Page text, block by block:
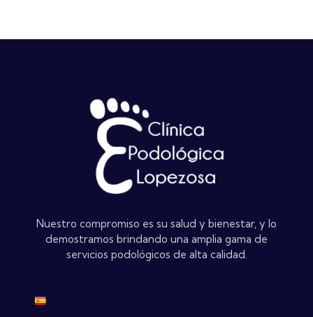
Nuestro compromiso es su salud y bienestar, y lo
demostramos brindando una amplia gama de
servicios podológicos de alta calidad.